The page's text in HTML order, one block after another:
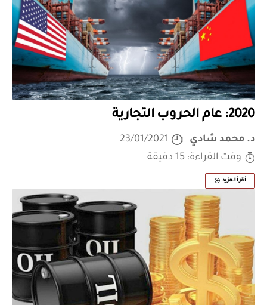
2020: عام الحروب التجارية
د. محمد شادي
23/01/2021
وقت القراءة: 15 دقيقة
أقرأ المزيد